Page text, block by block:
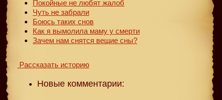
Покойные не любят жалоб
Чуть не забрали
Боюсь таких снов
Как я вымолила маму у смерти
Зачем нам снятся вещие сны?
Рассказать историю
Новые комментарии: